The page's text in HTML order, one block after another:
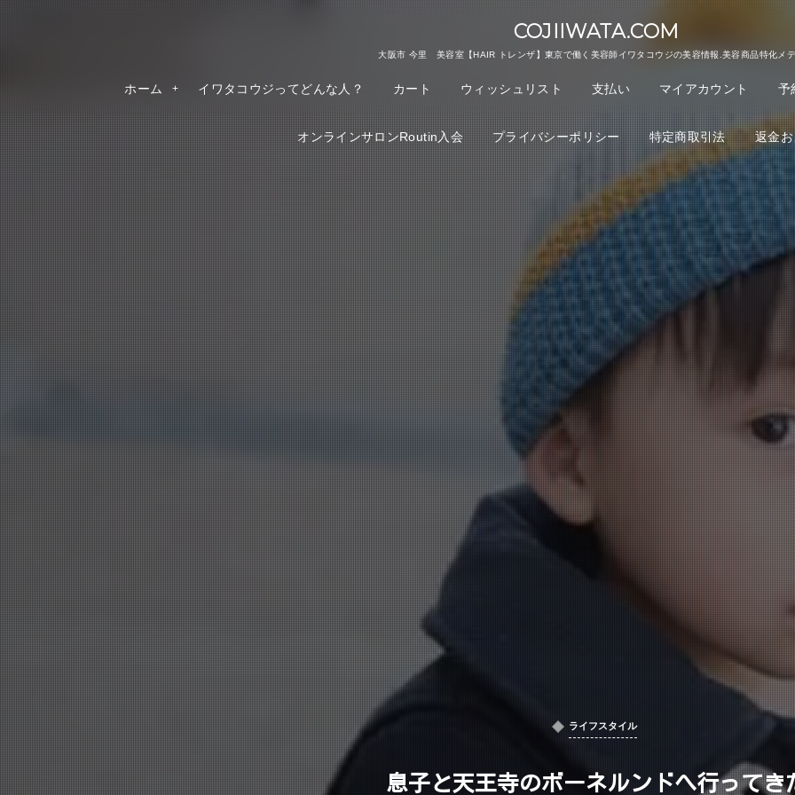
COJIIWATA.COM
大阪市 今里 美容室【HAIR トレンザ】東京で働く美容師イワタコウジの美容情報.美容商品特化メ
ホーム イワタコウジってどんな人？ カート ウィッシュリスト 支払い マイアカウント 予
オンラインサロンRoutin入会 プライバシーポリシー 特定商取引法 返金
ライフスタイル
息子と天王寺のボーネルンドへ行ってき